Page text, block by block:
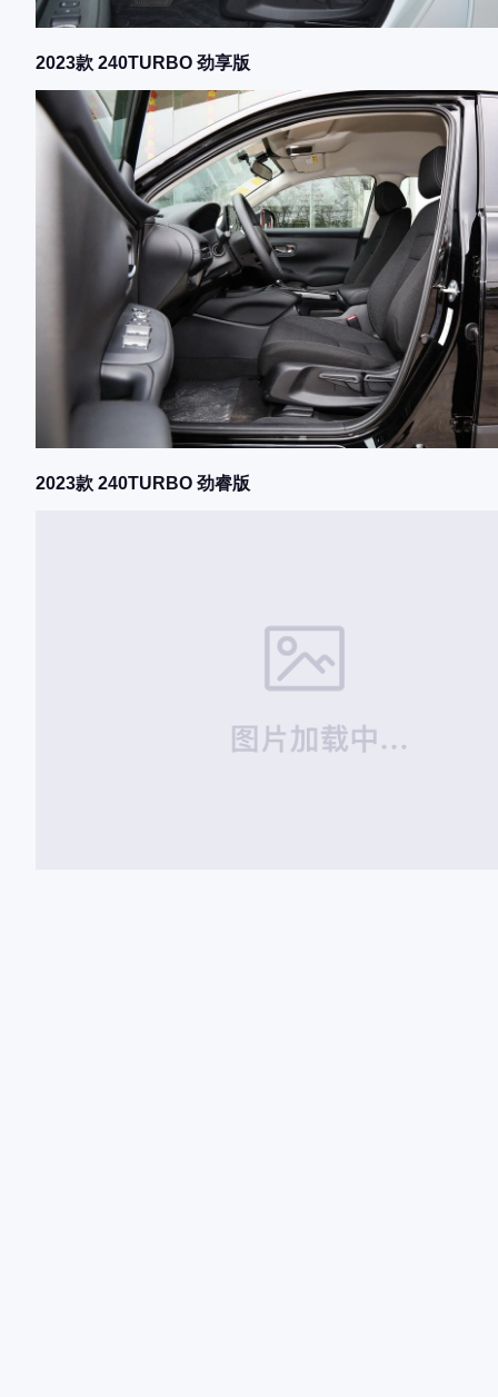
2023款 240TURBO 劲享版
2023款 240TURBO 劲睿版